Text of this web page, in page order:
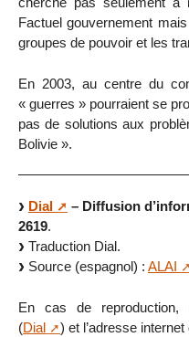
Factuel gouvernement
groupes de pouvoir et les
En 2003, au centre du
« guerres » pourraient se
pas de solutions aux
Bolivie ».
Dial
– Diffusion
2619.
Traduction Dial.
Source (espagnol) : ALAI
En cas de reproduction,
(Dial ) et l’adresse internet